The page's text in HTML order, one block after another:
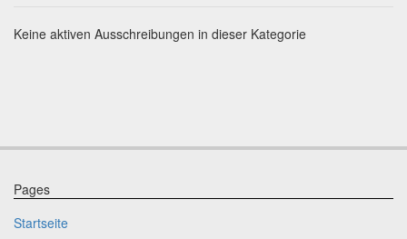
Keine aktiven Ausschreibungen in dieser Kategorie
Pages
Startseite